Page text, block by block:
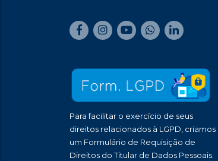
Para facilitar o exercício de seus
direitos relacionados à LGPD, criamos
um Formulário de Requisição de
Direitos do Titular de Dados Pessoais.